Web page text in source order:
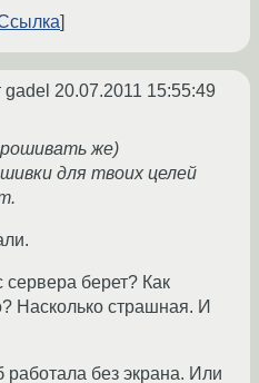
gadel 20.07.2011 15:55:49
же)
для твоих целей
берет? Как
Насколько страшная. И
работала без экрана. Или